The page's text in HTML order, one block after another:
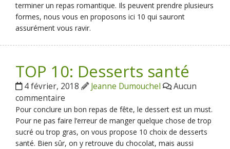
terminer un repas romantique. Ils peuvent prendre plusieurs
formes, nous vous en proposons ici 10 qui sauront
assurément vous ravir.
TOP 10: Desserts santé
4 février, 2018 Jeanne Dumouchel
Aucun
commentaire
Pour conclure un bon repas de fête, le dessert est un must.
Pour ne pas faire l’erreur de manger quelque chose de trop
sucré ou trop gras, on vous propose 10 choix de desserts
santé. Bien sûr, on y retrouve du chocolat, mais aussi